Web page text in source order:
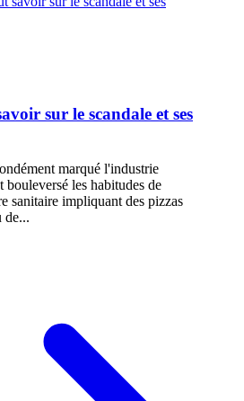
sur le scandale et ses
marqué l'industrie
bouleversé les habitudes de
sanitaire impliquant des pizzas
de...